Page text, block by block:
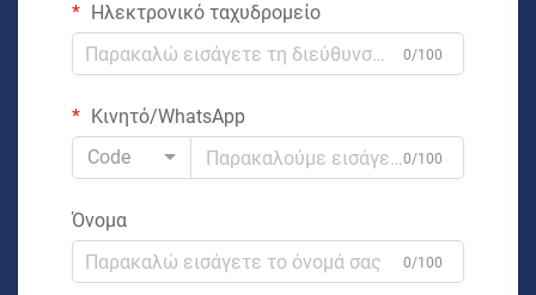
Ηλεκτρονικό ταχυδρομείο
0/100
Κινητό/WhatsApp
Code
0/100
Όνομα
0/100